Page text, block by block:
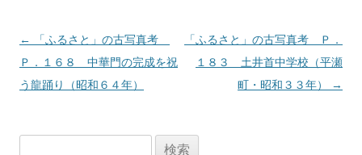
投
稿
ナ
←
「ふるさと」の古写真考
Ｐ．１６８ 中華門の完成を祝
う龍踊り（昭和６４年）
「ふるさと」の古写真考 Ｐ．
１８３ 土井首中学校（平瀬
町・昭和３３年）
→